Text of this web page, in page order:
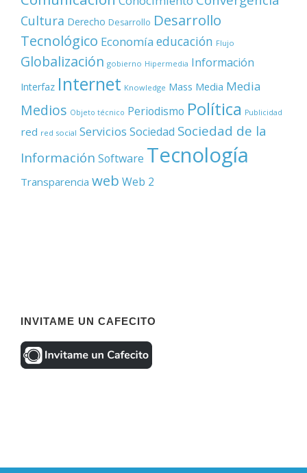
Cultura Derecho Desarrollo Desarrollo
Tecnológico Economía educación Flujo
Globalización gobierno Hipermedia Información
Interfaz Internet Knowledge Mass Media Media
Medios Objeto técnico Periodismo Política Publicidad
red red social Servicios Sociedad Sociedad de la
Información Software Tecnología
Transparencia web Web 2
INVITAME UN CAFECITO